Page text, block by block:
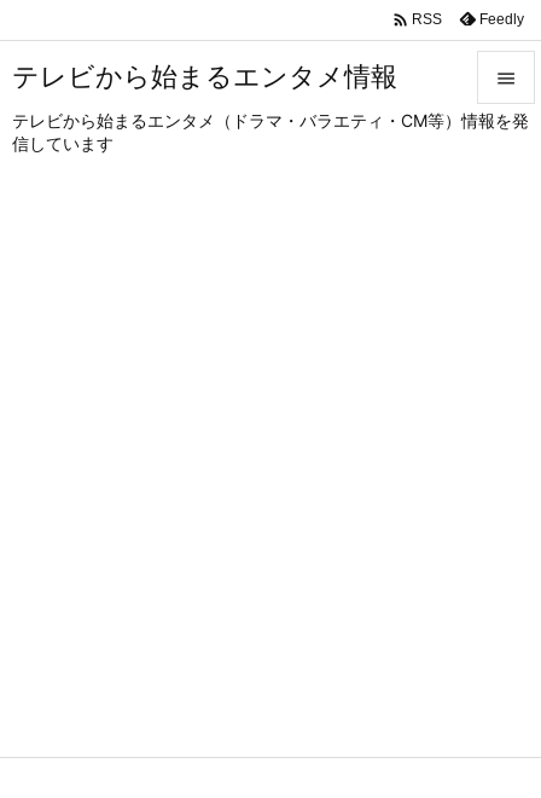
テレビから始まるエンタメ情報
テレビから始まるエンタメ（ドラマ・バラエティ・CM等）情報を発
信しています


 RSS Feedly